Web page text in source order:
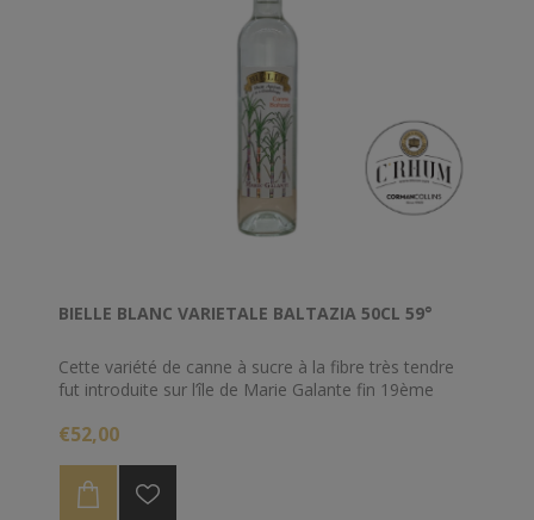
BIELLE BLANC VARIETALE BALTAZIA 50CL 59°
Cette variété de canne à sucre à la fibre très tendre
fut introduite sur l’île de Marie Galante fin 19ème
parcelles. Elle se distingue par sa tige longiline et « sa
maturité.
€52,00